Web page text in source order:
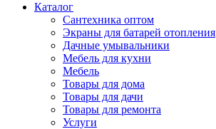
Каталог
Сантехника оптом
Экраны для батарей отопления
Дачные умывальники
Мебель для кухни
Мебель
Товары для дома
Товары для дачи
Товары для ремонта
Услуги